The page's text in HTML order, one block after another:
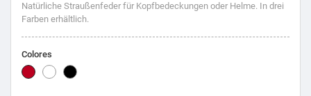
Natürliche Straußenfeder für Kopfbedeckungen oder Helme. In drei
Farben erhältlich.
Colores
BurdeosWeißSchwarz